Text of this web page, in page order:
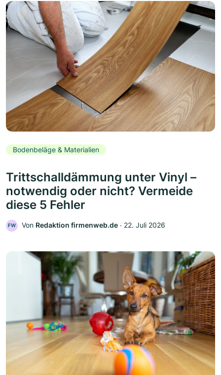
Bodenbeläge & Materialien
Trittschalldämmung unter Vinyl –
notwendig oder nicht? Vermeide
diese 5 Fehler
FW Von Redaktion firmenweb.de ‧ 22. Juli 2026